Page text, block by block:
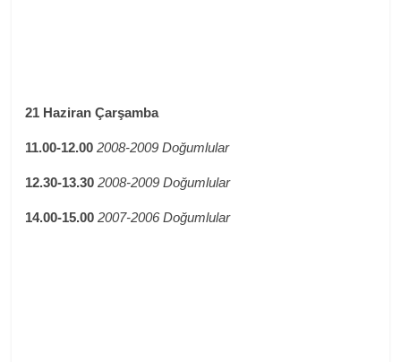
21 Haziran Çarşamba
11.00-12.00 2008-2009 Doğumlular
12.30-13.30 2008-2009 Doğumlular
14.00-15.00 2007-2006 Doğumlular